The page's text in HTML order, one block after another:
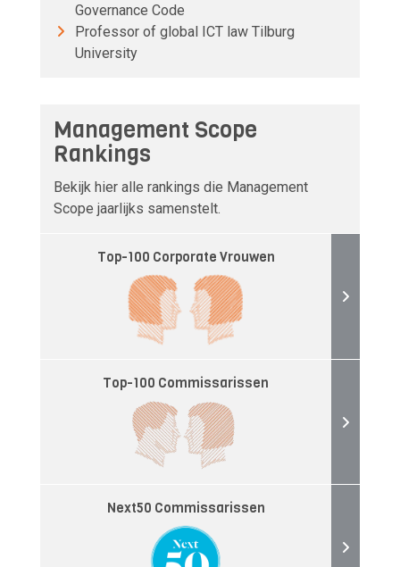
Governance Code
Professor of global ICT law Tilburg
University
Management Scope
Rankings
Bekijk hier alle rankings die Management
Scope jaarlijks samenstelt.
Top-100 Corporate Vrouwen
Top-100 Commissarissen
Next50 Commissarissen